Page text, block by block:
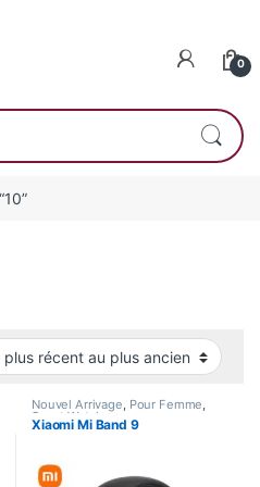
0
récent au plus ancien
Nouvel Arrivage, Pour Femme,
Smart Watch
Xiaomi Mi Band 9